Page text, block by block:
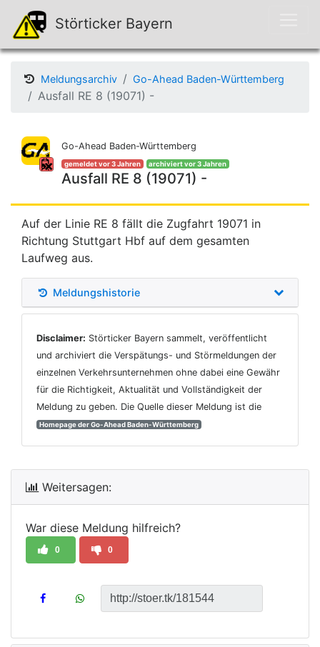
Störticker Bayern
Meldungsarchiv Go-Ahead Baden-Württemberg
Ausfall RE 8 (19071) -
Go-Ahead Baden-Württemberg
gemeldet vor 3 Jahren archiviert vor 3 Jahren
Ausfall RE 8 (19071) -
Auf der Linie RE 8 fällt die Zugfahrt 19071 in
Richtung Stuttgart Hbf auf dem gesamten
Laufweg aus.
Meldungshistorie
Disclaimer: Störticker Bayern sammelt, veröffentlicht
und archiviert die Verspätungs- und Störmeldungen der
einzelnen Verkehrsunternehmen ohne dabei eine Gewähr
für die Richtigkeit, Aktualität und Vollständigkeit der
Meldung zu geben. Die Quelle dieser Meldung ist die
Homepage der Go-Ahead Baden-Württemberg
Weitersagen:
War diese Meldung hilfreich?
0 0